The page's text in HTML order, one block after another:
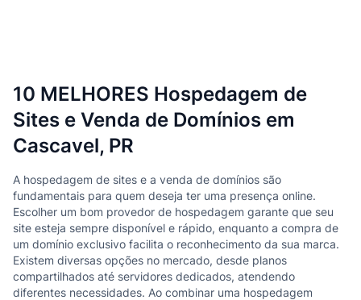
10 MELHORES Hospedagem de
Sites e Venda de Domínios em
Cascavel, PR
A hospedagem de sites e a venda de domínios são
fundamentais para quem deseja ter uma presença online.
Escolher um bom provedor de hospedagem garante que seu
site esteja sempre disponível e rápido, enquanto a compra de
um domínio exclusivo facilita o reconhecimento da sua marca.
Existem diversas opções no mercado, desde planos
compartilhados até servidores dedicados, atendendo
diferentes necessidades. Ao combinar uma hospedagem